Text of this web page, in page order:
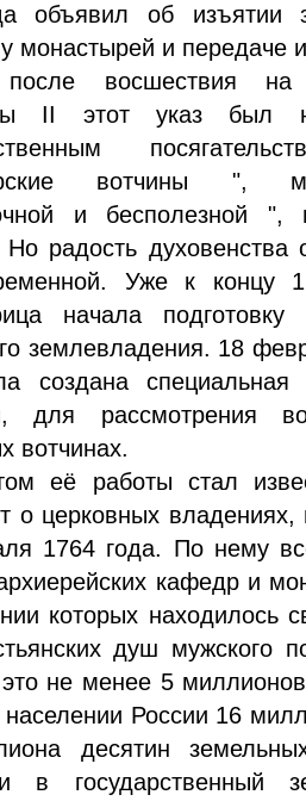
объявил об изъятии
монастырей и передаче
восшествия на
II этот указ был
вотчины ",
и бесполезной ",
радость духовенства
Уже к концу
начала
землевладения. 18
создана специальная
для рассмотрения
вотчинах.
её работы стал
о церковных владениях,
1764 года. По нему
кафедр и
которых находилось
душ мужского
не менее 5
России 16
десятин
в государственный